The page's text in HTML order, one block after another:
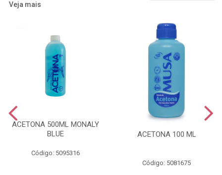
Veja mais
ACETONA 500ML MONALY
BLUE
Código: 5095316
ACETONA 100 ML
Código: 5081675